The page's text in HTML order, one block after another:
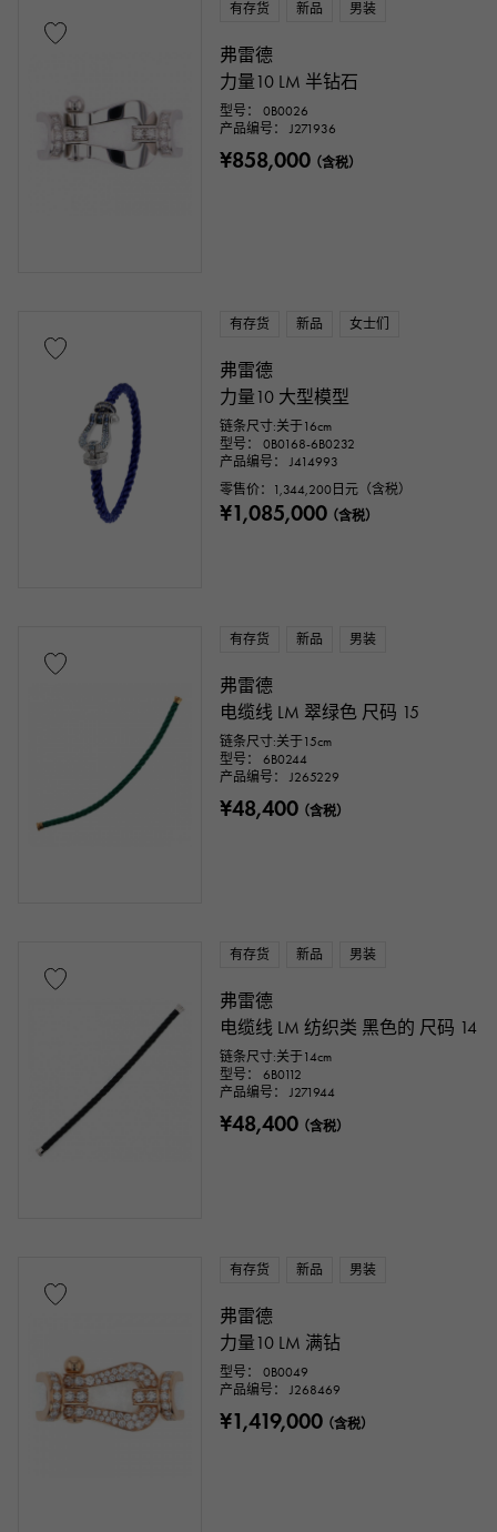
有存货 新品 男装
弗雷德
力量10 LM 半钻石
型号： 0B0026
产品编号： J271936
¥858,000（含税）
有存货 新品 女士们
弗雷德
力量10 大型模型
链条尺寸:关于16cm
型号： 0B0168-6B0232
产品编号： J414993
零售价：
1,344,200 日元（含税）
¥1,085,000（含税）
有存货 新品 男装
弗雷德
电缆线 LM 翠绿色 尺码 15
链条尺寸:关于15cm
型号： 6B0244
产品编号： J265229
¥48,400（含税）
有存货 新品 男装
弗雷德
电缆线 LM 纺织类 黑色的 尺码 14
链条尺寸:关于14cm
型号： 6B0112
产品编号： J271944
¥48,400（含税）
有存货 新品 男装
弗雷德
力量10 LM 满钻
型号： 0B0049
产品编号： J268469
¥1,419,000（含税）